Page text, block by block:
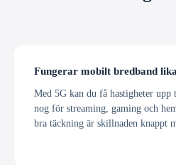
Fungerar mobilt bredband
Med 5G kan du få hastigheter
nog för streaming, gaming och
bra täckning är skillnaden knappt